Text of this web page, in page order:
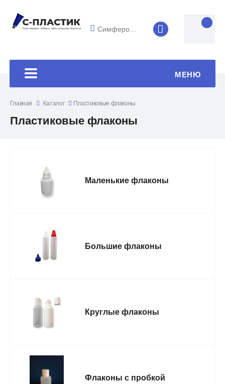
Симферополь 8 (4852) 33-
МЕНЮ
Главная Каталог Пластиковые флаконы
Пластиковые флаконы
Маленькие флаконы
Большие флаконы
Круглые флаконы
Флаконы с пробкой